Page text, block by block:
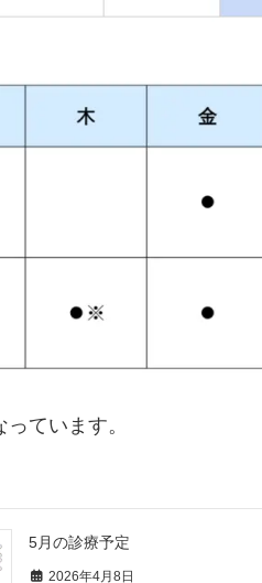
っています。
5月の診療予定
2026年4月8日